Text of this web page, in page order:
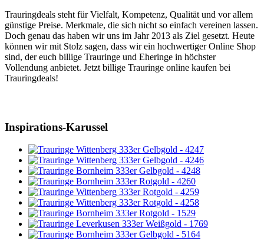
Trauringdeals steht für Vielfalt, Kompetenz, Qualität und vor allem
günstige Preise. Merkmale, die sich nicht so einfach vereinen lassen.
Doch genau das haben wir uns im Jahr 2013 als Ziel gesetzt. Heute
können wir mit Stolz sagen, dass wir ein hochwertiger Online Shop
sind, der euch billige Trauringe und Eheringe in höchster
Vollendung anbietet. Jetzt billige Trauringe online kaufen bei
Trauringdeals!
Inspirations-Karussel